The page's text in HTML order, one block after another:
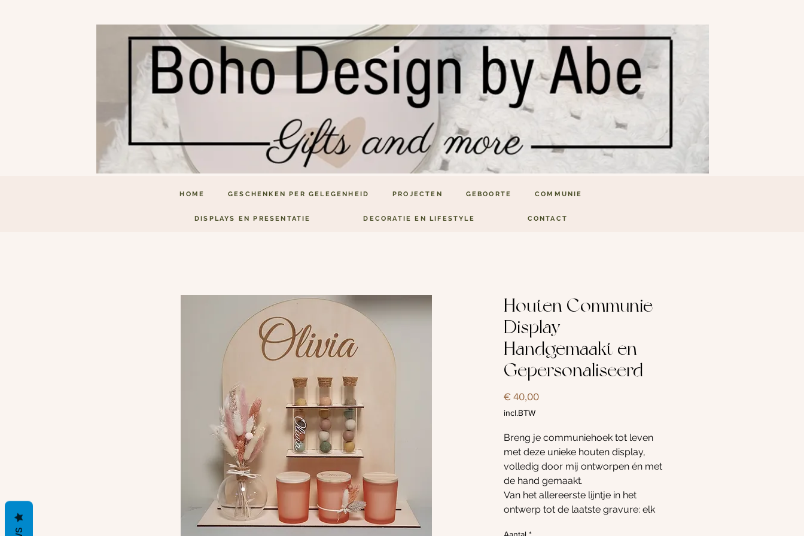
HOME GESCHENKEN PER GELEGENHEID PROJECTEN GEBOORTE COMMUNIE
DISPLAYS EN PRESENTATIE DECORATIE EN LIFESTYLE CONTACT
Houten Communie
Display –
Handgemaakt en
Gepersonaliseerd
€ 40,00Prijs
incl.BTW
Breng je communiehoek tot leven
met deze unieke houten display,
volledig door mij ontworpen én met
de hand gemaakt.
Van het allereerste lijntje in het
ontwerp tot de laatste gravure: elk